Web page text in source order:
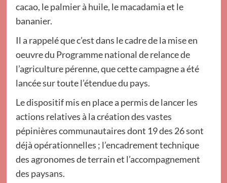
cacao, le palmier à huile, le macadamia et le
bananier.
Il a rappelé que c’est dans le cadre de la mise en
oeuvre du Programme national de relance de
l’agriculture pérenne, que cette campagne a été
lancée sur toute l’étendue du pays.
Le dispositif mis en place a permis de lancer les
actions relatives à la création des vastes
pépinières communautaires dont 19 des 26 sont
déjà opérationnelles ; l’encadrement technique
des agronomes de terrain et l’accompagnement
des paysans.